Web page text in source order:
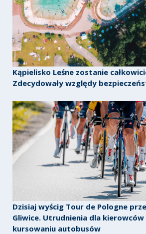
Kąpielisko Leśne zostanie
Zdecydowały względy
Dzisiaj wyścig Tour de Pologne
Gliwice. Utrudnienia dla kierowców
kursowaniu autobusów